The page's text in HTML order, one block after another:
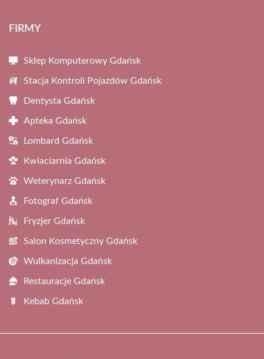
FIRMY
Sklep Komputerowy Gdańsk
Stacja Kontroli Pojazdów Gdańsk
Dentysta Gdańsk
Apteka Gdańsk
Lombard Gdańsk
Kwiaciarnia Gdańsk
Weterynarz Gdańsk
Fotograf Gdańsk
Fryzjer Gdańsk
Salon Kosmetyczny Gdańsk
Wulkanizacja Gdańsk
Restauracje Gdańsk
Kebab Gdańsk